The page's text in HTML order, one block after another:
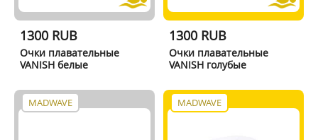
1300 RUB
Очки плавательные
VANISH белые
1300 RUB
Очки плавательные
VANISH голубые
MADWAVE MADWAVE